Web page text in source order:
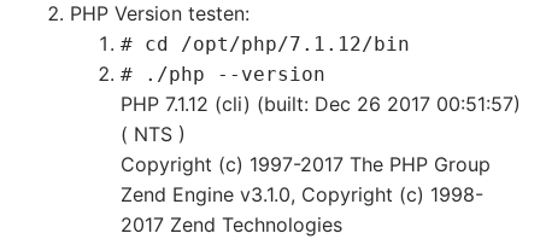
PHP Version testen:
# cd /opt/php/7.1.12/bin
# ./php --version
PHP 7.1.12 (cli) (built: Dec 26 2017 00:51:57)
( NTS )
Copyright (c) 1997-2017 The PHP Group
Zend Engine v3.1.0, Copyright (c) 1998-
2017 Zend Technologies